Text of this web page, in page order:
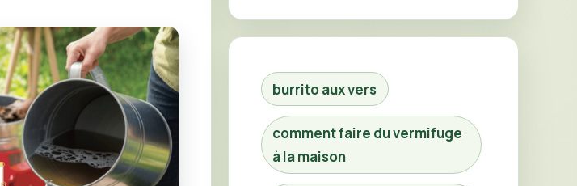
burrito aux vers
comment faire du vermifuge
à la maison